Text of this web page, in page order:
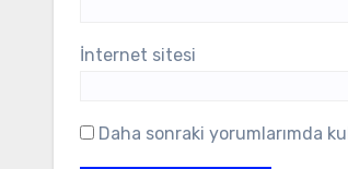
İnternet sitesi
Daha sonraki yorumlarımda